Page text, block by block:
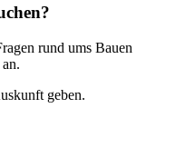
rund ums Bauen
geben.